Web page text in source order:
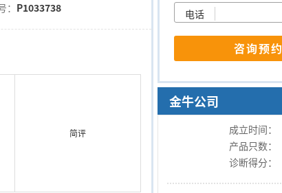
电话
咨询预约
金牛公司
成立时间：
产品只数：
诊断得分：
P1033738
简评